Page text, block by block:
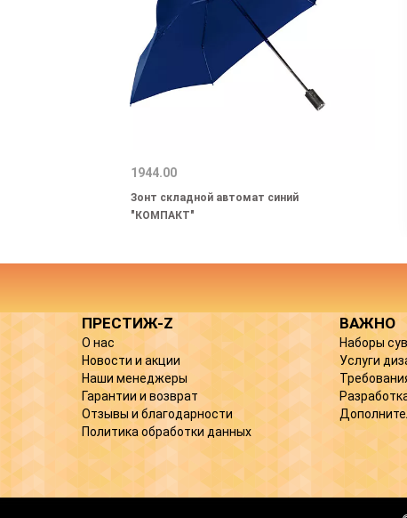
1944.00
Зонт складной автомат синий
"КОМПАКТ"
ПРЕСТИЖ-Z
О нас
Новости и акции
Наши менеджеры
Гарантии и возврат
Отзывы и благодарности
Политика обработки данных
ВАЖНО
Наборы
Услуги